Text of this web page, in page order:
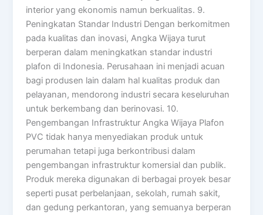
interior yang ekonomis namun berkualitas. 9.
Peningkatan Standar Industri Dengan berkomitmen
pada kualitas dan inovasi, Angka Wijaya turut
berperan dalam meningkatkan standar industri
plafon di Indonesia. Perusahaan ini menjadi acuan
bagi produsen lain dalam hal kualitas produk dan
pelayanan, mendorong industri secara keseluruhan
untuk berkembang dan berinovasi. 10.
Pengembangan Infrastruktur Angka Wijaya Plafon
PVC tidak hanya menyediakan produk untuk
perumahan tetapi juga berkontribusi dalam
pengembangan infrastruktur komersial dan publik.
Produk mereka digunakan di berbagai proyek besar
seperti pusat perbelanjaan, sekolah, rumah sakit,
dan gedung perkantoran, yang semuanya berperan